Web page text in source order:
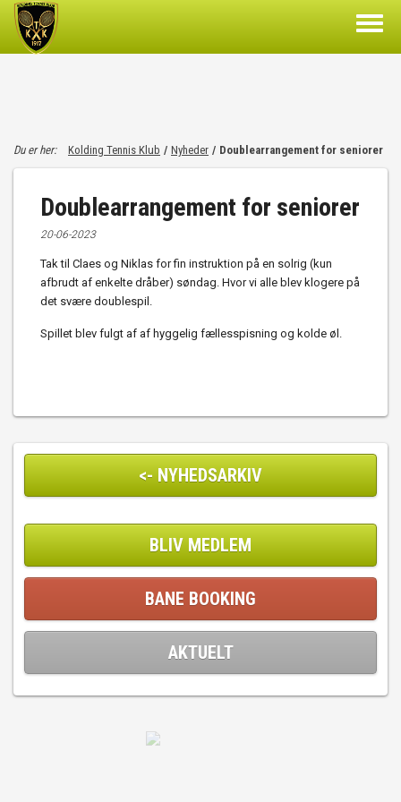
Du er her: Kolding Tennis Klub / Nyheder / Doublearrangement for seniorer
Doublearrangement for seniorer
20-06-2023
Tak til Claes og Niklas for fin instruktion på en solrig (kun
afbrudt af enkelte dråber) søndag. Hvor vi alle blev klogere på
det svære doublespil.
Spillet blev fulgt af af hyggelig fællesspisning og kolde øl.
<- NYHEDSARKIV
BLIV MEDLEM
BANE BOOKING
AKTUELT